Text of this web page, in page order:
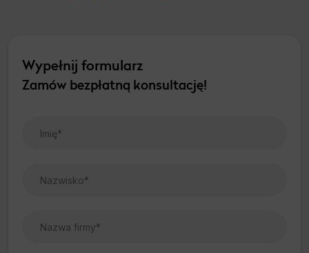
Wypełnij formularz
Zamów bezpłatną konsultację!